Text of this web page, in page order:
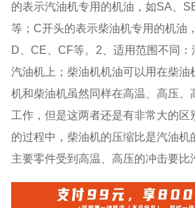
的表示汽油机专用的机油，如SA、
等；C开头的表示柴油机专用的机油
D、CE、CF等。2、适用范围不同
汽油机上；柴油机机油可以用在柴油
机和柴油机虽然同样在高温、高压、
工作，但是这两者还是有非常大的区
的过程中，柴油机的压缩比是汽油机
主要零件受到高温、高压的冲击要比